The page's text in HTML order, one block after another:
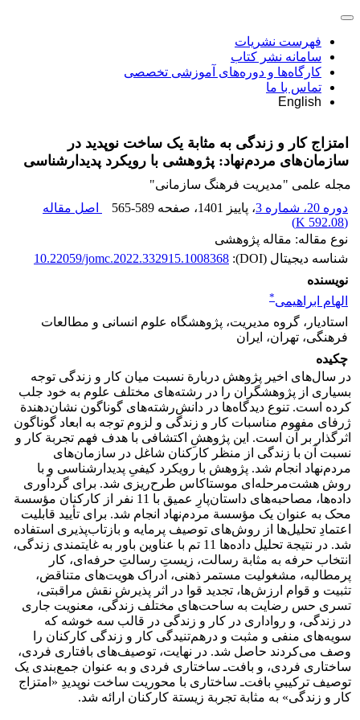
فهرست نشریات
سامانه نشر کتاب
کارگاه‌ها و دوره‌های آموزشی تخصصی
تماس با ما
English
امتزاج کار و زندگی به مثابة یک ساخت نوپدید در
سازمان‌های مردم‌نهاد: پژوهشی با رویکرد پدیدارشناسی
مجله علمی "مدیریت فرهنگ سازمانی"
دوره 20، شماره 3
، پاییز 1401 ، صفحه 565-589
اصل مقاله
(
592.08 K
)
نوع مقاله: مقاله پژوهشی
شناسه دیجیتال (DOI):
10.22059/jomc.2022.332915.1008368
نویسنده
الهام ابراهیمی*
استادیار، گروه مدیریت، پژوهشگاه علوم انسانی و مطالعات
فرهنگی، تهران، ایران
چکیده
در سال‌های اخیر پژوهش دربارة نسبت میان کار و زندگی توجه
بسیاری از پژوهشگران را در رشته‌های مختلف علوم به خود جلب
کرده است. تنوع دیدگاه‌ها در دانش‌رشته‌های گوناگون نشان‌دهندة
ژرفای مفهوم مناسبات کار و زندگی و لزوم توجه به ابعاد گوناگون
اثرگذار بر آن است. این پژوهشِ اکتشافی با هدف فهم تجربة کار و
نسبت آن با زندگی از منظر کارکنان شاغل در سازمان‌های
مردم‌نهاد انجام شد. پژوهش با رویکرد کیفیِ پدیدارشناسی و با
روش هشت‌مرحله‌ای موستاکاس طرح‌ریزی شد. برای گردآوری
داده‌ها، مصاحبه‌های داستان‌پارِ عمیق با 11 نفر از کارکنان مؤسسة
محک به عنوان یک مؤسسة مردم‌نهاد انجام شد. برای تأیید قابلیت
اعتمادِ تحلیل‌ها از روش‌های توصیف پرمایه و بازتاب‌پذیری استفاده
شد. در نتیجة تحلیل داده‌ها 11 تم با عناوین باور به غایتمندی زندگی،
انتخاب حرفه به مثابة رسالت، زیستِ رسالتِ حرفه‌ای، کار
پرمطالبه، مشغولیت مستمر ذهنی، ادراک هویت‌های متناقض،
تثبیت و قوام ارزش‌ها، تجدید قوا در اثر پذیرش نقش مراقبتی،
تسری حس رضایت به ساحت‌های مختلف زندگی، معنویت جاری
در زندگی، و رواداری در کار و زندگی در قالب سه خوشه که
سویه‌های منفی و مثبت و درهم‌تنیدگی کار و زندگی کارکنان را
وصف می‌کردند حاصل شد. در نهایت، توصیف‌های بافتاری فردی،
ساختاری فردی، و بافت‌ـ ساختاری فردی و به عنوان جمع‌بندی یک
توصیف ترکیبیِ بافت‌ـ ساختاری با محوریت ساخت نوپدیدِ «امتزاج
کار و زندگی» به مثابة تجربة زیستة کارکنان ارائه شد.